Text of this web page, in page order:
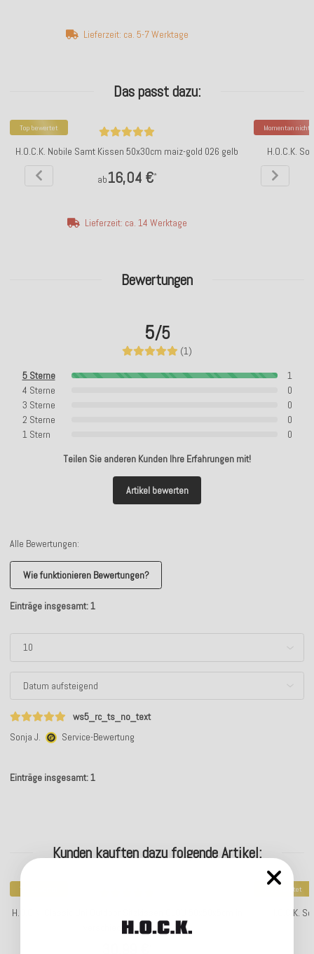
Bewertungen
5/5
(1)
5 Sterne
1
4 Sterne
0
3 Sterne
0
2 Sterne
0
1 Stern
0
Teilen Sie anderen Kunden Ihre Erfahrungen mit!
Artikel bewerten
Alle Bewertungen:
Wie funktionieren Bewertungen?
Einträge insgesamt: 1
ws5_rc_ts_no_text
Sonja J.
Service-Bewertung
Einträge insgesamt: 1
Lieferzeit: ca. 5-7 Werktage
Das passt dazu:
Top bewertet
H.O.C.K. Nobile Samt Kissen 50x30cm maiz-gold 026 gelb
ab16,04 €*
Lieferzeit: ca. 14 Werktage
Momentan nicht
H.O.C.K.
Kunden kauften dazu folgende Artikel:
Top bewertet
H.O.C.K. Classic Uni Outdoor Sitzkissen CLOU 50x50x5cm in
verschiedenen Farben
Top bewertet
H.O.C.K.